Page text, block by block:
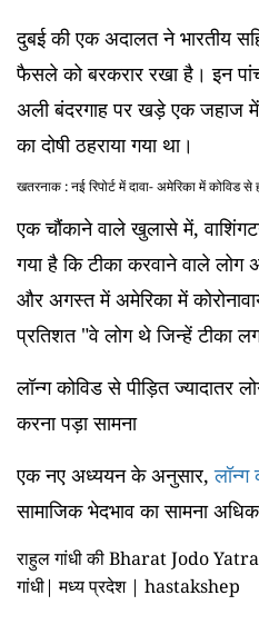
दुबई की एक अदालत ने भारतीय
फैसले को बरकरार रखा है। इन
अली बंदरगाह पर खड़े एक जहाज
का दोषी ठहराया गया था।
खतरनाक :नई रिपोर्ट में दावा- अमेरिका में कोविड
एक चौंकाने वाले खुलासे में,
गया है कि टीका करवाने वाले
और अगस्त में अमेरिका में
प्रतिशत "वे लोग थे जिन्हें टीका
लॉन्ग कोविड से पीड़ित ज्यादातर
करना पड़ा सामना
एक नए अध्ययन के अनुसार,लॉन्ग
सामाजिक भेदभाव का सामना
राहुल गांधी की Bharat Jodo Yatra
गांधी| मध्य प्रदेश | hastakshep